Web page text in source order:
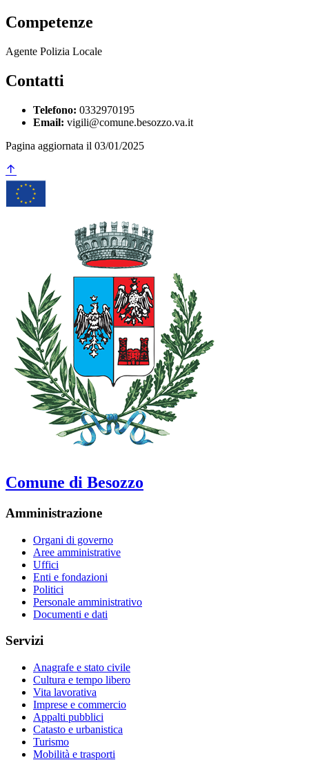
Competenze
Agente Polizia Locale
Contatti
Telefono: 0332970195
Email: vigili@comune.besozzo.va.it
Pagina aggiornata il 03/01/2025
Comune di Besozzo
Amministrazione
Organi di governo
Aree amministrative
Uffici
Enti e fondazioni
Politici
Personale amministrativo
Documenti e dati
Servizi
Anagrafe e stato civile
Cultura e tempo libero
Vita lavorativa
Imprese e commercio
Appalti pubblici
Catasto e urbanistica
Turismo
Mobilità e trasporti